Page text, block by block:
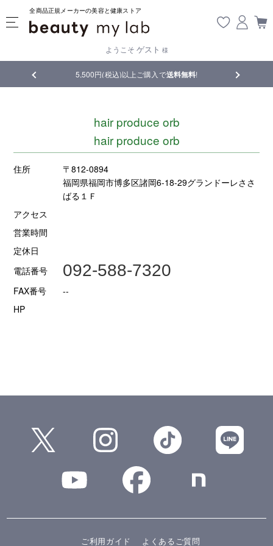
全商品正規メーカーの美容と健康ストア
ようこそ ゲスト 様
5,500円(税込)以上ご購入で送料無料! 【重要】
hair produce orb
hair produce orb
住所
〒812-0894
福岡県福岡市博多区諸岡6-18-29グランドーレささ
ばる１Ｆ
アクセス
営業時間
定休日
電話番号
092-588-7320
FAX番号
--
HP
ご利用ガイド よくあるご質問